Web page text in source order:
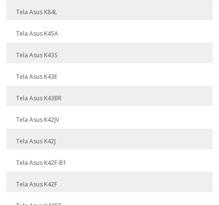
Tela Asus K84L
Tela Asus K45A
Tela Asus K43S
Tela Asus K43E
Tela Asus K43BR
Tela Asus K42JV
Tela Asus K42J
Tela Asus K42F-B1
Tela Asus K42F